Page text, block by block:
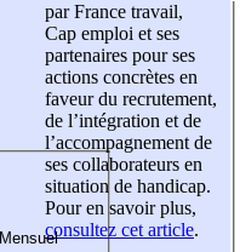
par France travail,
Cap emploi et ses
partenaires pour ses
actions concrètes en
faveur du recrutement,
de l’intégration et de
l’accompagnement de
ses collaborateurs en
situation de handicap.
Pour en savoir plus,
consultez cet article.